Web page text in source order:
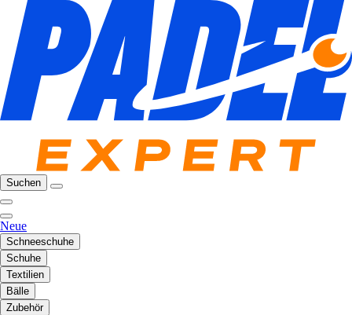
Suchen
Neue
Schneeschuhe
Schuhe
Textilien
Bälle
Zubehör